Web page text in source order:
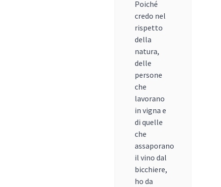
Poiché
credo nel
rispetto
della
natura,
delle
persone
che
lavorano
in vigna e
di quelle
che
assaporano
il vino dal
bicchiere,
ho da